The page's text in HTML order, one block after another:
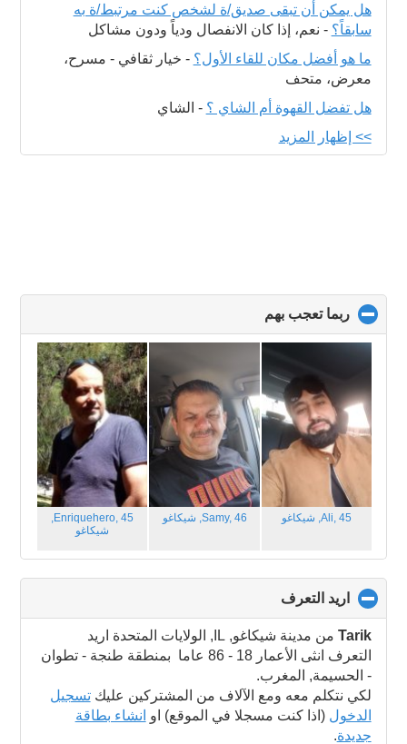
هل يمكن أن تبقى صديق/ة لشخص كنت مرتبط/ة به
سابقاً؟ - نعم، إذا كان الانفصال ودياً ودون مشاكل
ما هو أفضل مكان للقاء الأول؟ - خيار ثقافي - مسرح،
معرض، متحف
هل تفضل القهوة أم الشاي ؟ - الشاي
>> إظهار المزيد
ربما تعجب بهم
to
contents
Ali, 45, شيكاغو Samy, 46, شيكاغو
Enriquehero, 45,
شيكاغو
اريد التعرف
to
collapse
contents
Tarik
من مدينة شيكاغو, IL, الولايات المتحدة اريد
التعرف انثى الأعمار 18 - 86 عاما بمنطقة طنجة - تطوان
- الحسيمة, المغرب.
لكي نتكلم معه ومع الآلاف من المشتركين عليكتسجيل
الدخول (اذا كنت مسجلا في الموقع) او انشاء بطاقة
جديدة.